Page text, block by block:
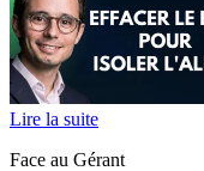
Lire la suite
Face au Gérant